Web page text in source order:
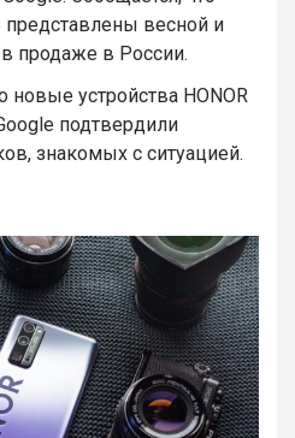
весной и
продаже в России.
устройства HONOR
подтвердили
знакомых с ситуацией.